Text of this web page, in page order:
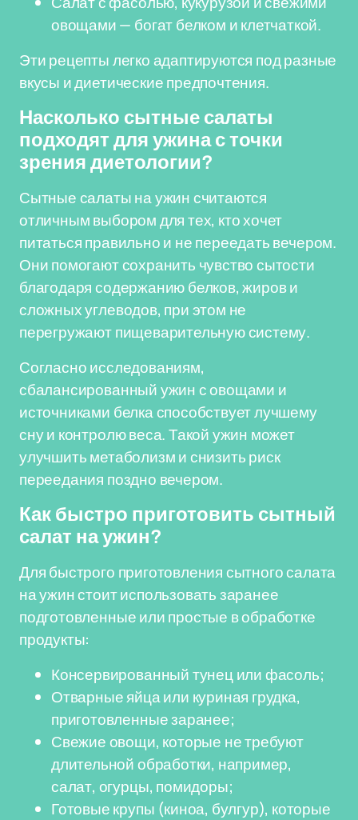
овощами — богат белком и клетчаткой.
Эти рецепты легко адаптируются под разные
вкусы и диетические предпочтения.
Насколько сытные салаты
подходят для ужина с точки
зрения диетологии?
Сытные салаты на ужин считаются
отличным выбором для тех, кто хочет
питаться правильно и не переедать вечером.
Они помогают сохранить чувство сытости
благодаря содержанию белков, жиров и
сложных углеводов, при этом не
перегружают пищеварительную систему.
Согласно исследованиям,
сбалансированный ужин с овощами и
источниками белка способствует лучшему
сну и контролю веса. Такой ужин может
улучшить метаболизм и снизить риск
переедания поздно вечером.
Как быстро приготовить сытный
салат на ужин?
Для быстрого приготовления сытного салата
на ужин стоит использовать заранее
подготовленные или простые в обработке
продукты:
Консервированный тунец или фасоль;
Отварные яйца или куриная грудка,
приготовленные заранее;
Свежие овощи, которые не требуют
длительной обработки, например,
салат, огурцы, помидоры;
Готовые крупы (киноа, булгур), которые